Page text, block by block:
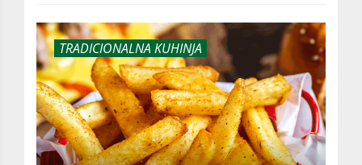
TRADICIONALNA KUHINJA